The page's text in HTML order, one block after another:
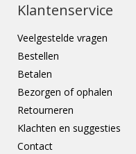
Klantenservice
Veelgestelde vragen
Bestellen
Betalen
Bezorgen of ophalen
Retourneren
Klachten en suggesties
Contact